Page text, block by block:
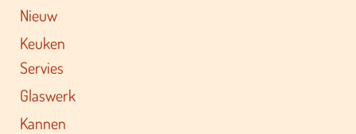
Nieuw
Keuken
Servies
Glaswerk
Kannen